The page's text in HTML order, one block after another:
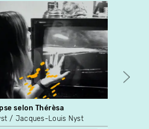
selon Thérèsa
Jacques-Louis Nyst